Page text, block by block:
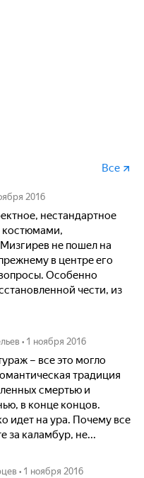
Все
2016
нестандартное
костюмами,
не пошел на
в центре его
Особенно
чести, из
• 1 ноября 2016
– все это могло
традиция
смертью и
в конце концов.
идет на ура. Почему все
за каламбур, не...
• 1 ноября 2016